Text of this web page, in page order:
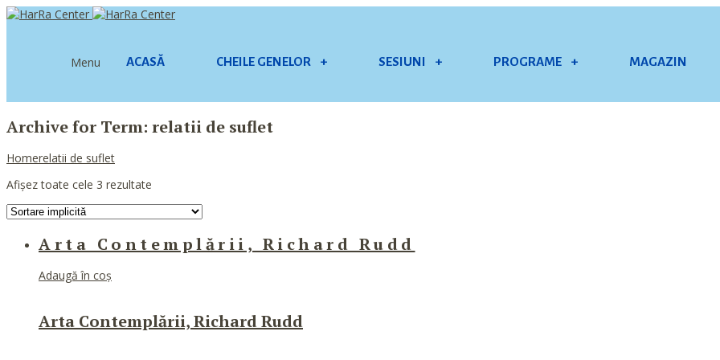
Menu ACASĂ CHEILE GENELOR + SESIUNI + PROGRAME + MAGAZIN
Archive for Term: relatii de suflet
Homerelatii de suflet
Afișez toate cele 3 rezultate
Arta Contemplării, Richard Rudd
Adaugă în coș
Arta Contemplării, Richard Rudd